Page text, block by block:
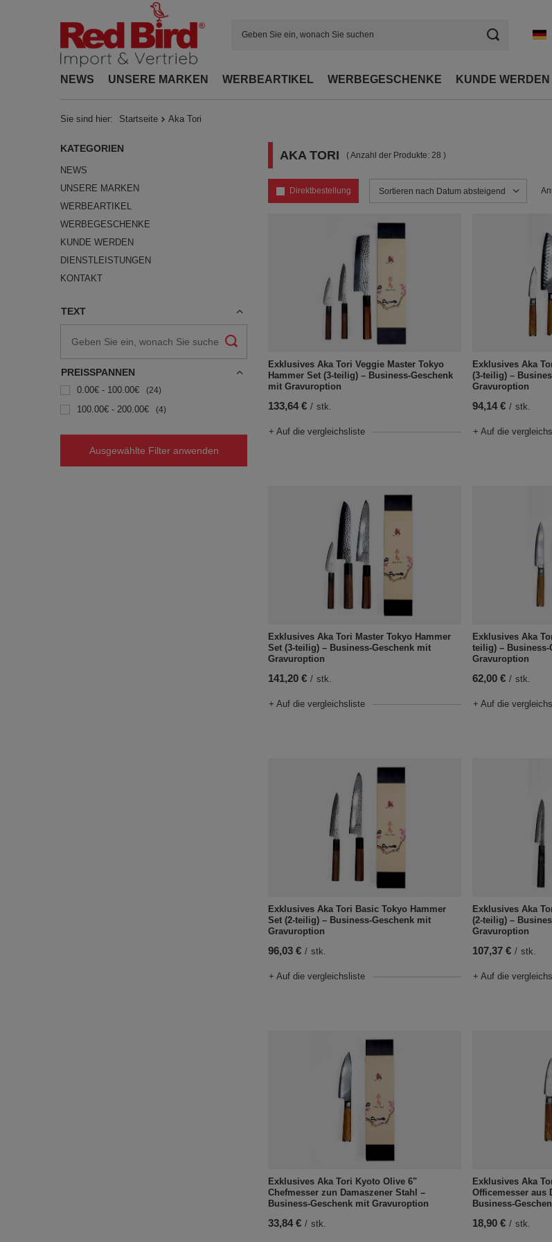
NEWS UNSERE MARKEN WERBEARTIKEL WERBEGESCHENKE KUNDE WERDEN
Sie sind hier: Startseite Aka Tori
KATEGORIEN
NEWS
UNSERE MARKEN
WERBEARTIKEL
WERBEGESCHENKE
KUNDE WERDEN
DIENSTLEISTUNGEN
KONTAKT
TEXT
PREISSPANNEN
0.00€ - 100.00€ 24
100.00€ - 200.00€ 4
Ausgewählte Filter anwenden
AKA TORI ( Anzahl der Produkte: 28 )
Direktbestellung Sortierung ändern
Sortieren nach Datum absteigend
Exklusives Aka Tori Veggie Master Tokyo
Hammer Set (3-teilig) – Business-Geschenk
mit Gravuroption
133,64 € / stk.
+ Auf die vergleichsliste
Exklusives Aka
(3-teilig) –
Gravuroption
94,14 € / stk.
+ Auf die
Exklusives Aka Tori Master Tokyo Hammer
Set (3-teilig) – Business-Geschenk mit
Gravuroption
141,20 € / stk.
+ Auf die vergleichsliste
Exklusives Aka
teilig) – Business-
Gravuroption
62,00 € / stk.
+ Auf die
Exklusives Aka Tori Basic Tokyo Hammer
Set (2-teilig) – Business-Geschenk mit
Gravuroption
96,03 € / stk.
+ Auf die vergleichsliste
Exklusives Aka
(2-teilig) –
Gravuroption
107,37 € / stk.
+ Auf die
Exklusives Aka Tori Kyoto Olive 6"
Chefmesser zun Damaszener Stahl –
Business-Geschenk mit Gravuroption
33,84 € / stk.
Exklusives Aka
Officemesser aus
Business-
18,90 € / stk.